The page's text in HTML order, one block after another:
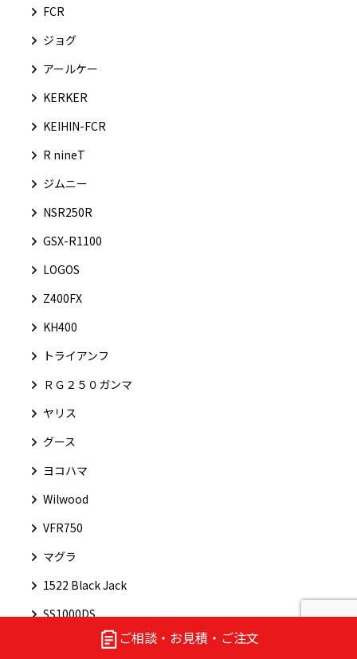
ご相談・お見積・ご注文
FCR
ジョグ
アールケー
KERKER
KEIHIN-FCR
R nineT
ジムニー
NSR250R
GSX-R1100
LOGOS
Z400FX
KH400
トライアンフ
ＲＧ２５０ガンマ
ヤリス
グース
ヨコハマ
Wilwood
VFR750
マグラ
1522 Black Jack
SS1000DS
トヨタ・スープラ